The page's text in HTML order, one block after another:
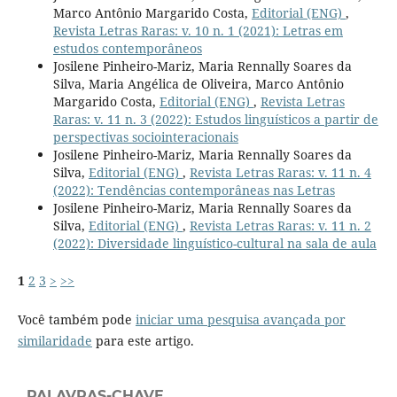
Marco Antônio Margarido Costa, Editorial (ENG) ,
Revista Letras Raras: v. 10 n. 1 (2021): Letras em
estudos contemporâneos
Josilene Pinheiro-Mariz, Maria Rennally Soares da
Silva, Maria Angélica de Oliveira, Marco Antônio
Margarido Costa, Editorial (ENG) , Revista Letras
Raras: v. 11 n. 3 (2022): Estudos linguísticos a partir de
perspectivas sociointeracionais
Josilene Pinheiro-Mariz, Maria Rennally Soares da
Silva, Editorial (ENG) , Revista Letras Raras: v. 11 n. 4
(2022): Tendências contemporâneas nas Letras
Josilene Pinheiro-Mariz, Maria Rennally Soares da
Silva, Editorial (ENG) , Revista Letras Raras: v. 11 n. 2
(2022): Diversidade linguístico-cultural na sala de aula
1 2 3 > >>
Você também pode iniciar uma pesquisa avançada por
similaridade para este artigo.